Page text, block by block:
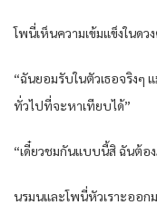
โพนี่เห็นความเข้มแข็งในดว
“ฉันยอมรับในตัวเธอจริงๆ
ทั่วไปที่จะหาเทียบได้”
“เดี๋ยวชมกันแบบนี้สิ ฉันต้อ
นรมนและโพนี่หัวเราะออก